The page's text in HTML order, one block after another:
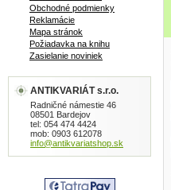
Obchodné podmienky
Reklamácie
Mapa stránok
Požiadavka na knihu
Zasielanie noviniek
ANTIKVARIÁT s.r.o.
Radničné námestie 46
08501 Bardejov
tel: 054 474 4424
mob: 0903 612078
info@antikvariatshop.sk